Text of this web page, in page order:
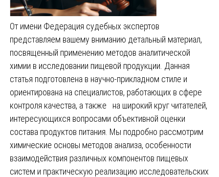
От имени Федерация судебных экспертов
представляем вашему вниманию детальный материал,
посвященный применению методов аналитической
химии в исследовании пищевой продукции. Данная
статья подготовлена в научно-прикладном стиле и
ориентирована на специалистов, работающих в сфере
контроля качества, а также на широкий круг читателей,
интересующихся вопросами объективной оценки
состава продуктов питания. Мы подробно рассмотрим
химические основы методов анализа, особенности
взаимодействия различных компонентов пищевых
систем и практическую реализацию исследовательских